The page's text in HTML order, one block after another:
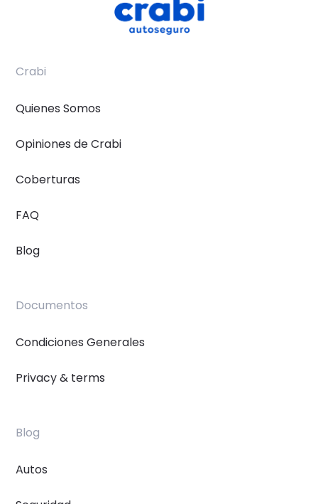
Crabi
Quienes Somos
Opiniones de Crabi
Coberturas
FAQ
Blog
Documentos
Condiciones Generales
Privacy & terms
Blog
Autos